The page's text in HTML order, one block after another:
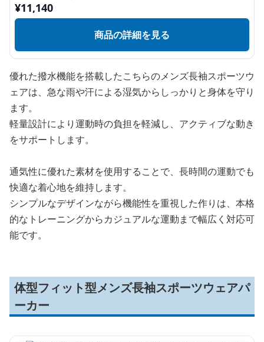
¥11,140
商品の詳細を見る
優れた撥水機能を搭載したこちらのメンズ長袖スポーツウ
ェアは、急な雨や汗による湿気からしっかりと身体を守り
ます。
軽量設計により運動時の負担を軽減し、アクティブな動き
をサポートします。
通気性に優れた素材を使用することで、長時間の運動でも
快適な着心地を維持します。
シンプルなデザインながら機能性を重視した作りは、本格
的なトレーニングからカジュアルな運動まで幅広く対応可
能です。
体型フィット型メンズ長袖スポーツウェアパ
ーカー